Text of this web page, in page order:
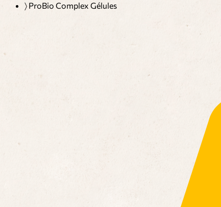
〉 ProBio Complex Gélules